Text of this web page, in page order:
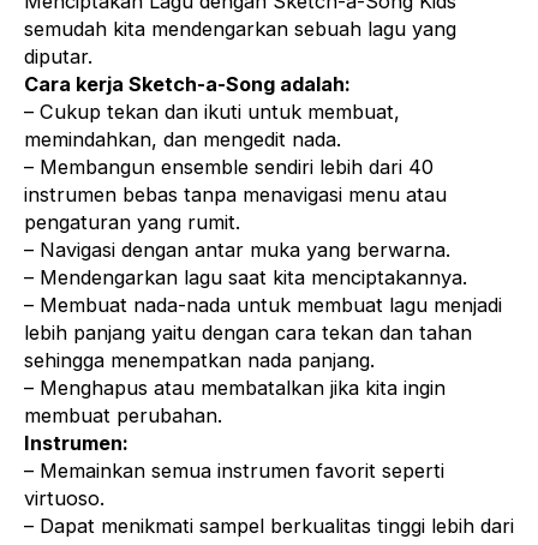
semudah kita mendengarkan sebuah lagu yang
diputar.
Cara kerja Sketch-a-Song adalah:
– Cukup tekan dan ikuti untuk membuat,
memindahkan, dan mengedit nada.
– Membangun ensemble sendiri lebih dari 40
instrumen bebas tanpa menavigasi menu atau
pengaturan yang rumit.
– Navigasi dengan antar muka yang berwarna.
– Mendengarkan lagu saat kita menciptakannya.
– Membuat nada-nada untuk membuat lagu menjadi
lebih panjang yaitu dengan cara tekan dan tahan
sehingga menempatkan nada panjang.
– Menghapus atau membatalkan jika kita ingin
membuat perubahan.
Instrumen:
– Memainkan semua instrumen favorit seperti
virtuoso.
– Dapat menikmati sampel berkualitas tinggi lebih dari